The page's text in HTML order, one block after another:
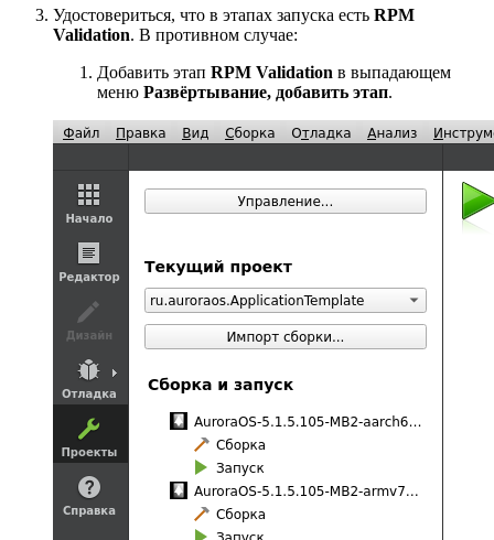
Удостовериться, что в этапах запуска есть RPM
Validation. В противном случае:
Добавить этап RPM Validation в выпадающем
меню Развёртывание, добавить этап.